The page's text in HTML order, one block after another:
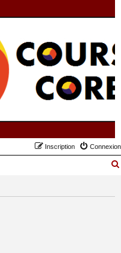
Connexion
Inscription